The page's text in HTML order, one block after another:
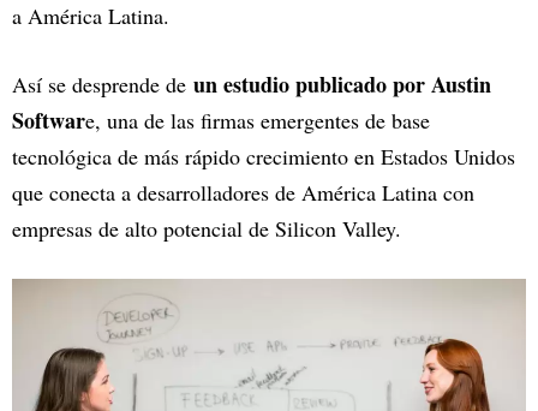
a América Latina.
Así se desprende de un estudio publicado por Austin
Software, una de las firmas emergentes de base
tecnológica de más rápido crecimiento en Estados Unidos
que conecta a desarrolladores de América Latina con
empresas de alto potencial de Silicon Valley.